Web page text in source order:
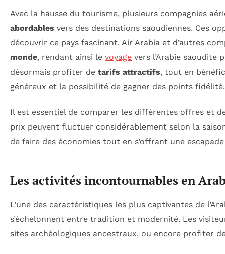
Avec la hausse du tourisme, plusieurs compagnies
abordables vers des destinations saoudiennes. Ces
découvrir ce pays fascinant. Air Arabia et d’autres
monde, rendant ainsi le voyage vers l’Arabie saoudite
désormais profiter de tarifs attractifs, tout en
généreux et la possibilité de gagner des points fidélité.
Il est essentiel de comparer les différentes offres et
prix peuvent fluctuer considérablement selon la
de faire des économies tout en s’offrant une
Les activités incontournables en
L’une des caractéristiques les plus captivantes de
s’échelonnent entre tradition et modernité. Les
sites archéologiques ancestraux, ou encore profiter